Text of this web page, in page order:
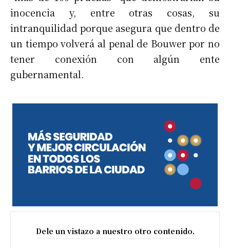
inocencia y, entre otras cosas, su
intranquilidad porque asegura que dentro de
un tiempo volverá al penal de Bouwer por no
tener conexión con algún ente
gubernamental.
Dele un vistazo a nuestro otro contenido.